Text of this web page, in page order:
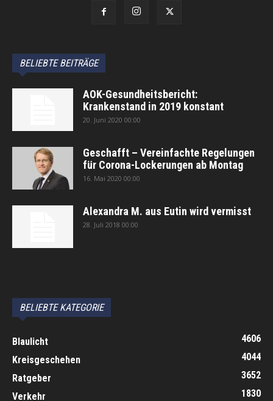
BELIEBTE BEITRÄGE
AOK-Gesundheitsbericht:
Krankenstand in 2019 konstant
20. Juni 2020 00:00
Geschafft – Vereinfachte Regelungen
für Corona-Lockerungen ab Montag
16. Mai 2020 00:00
Alexandra M. aus Eutin wird vermisst
28. Juli 2018 00:00
BELIEBTE KATEGORIE
Blaulicht
4606
Kreisgeschehen
4044
Ratgeber
3652
Verkehr
1830